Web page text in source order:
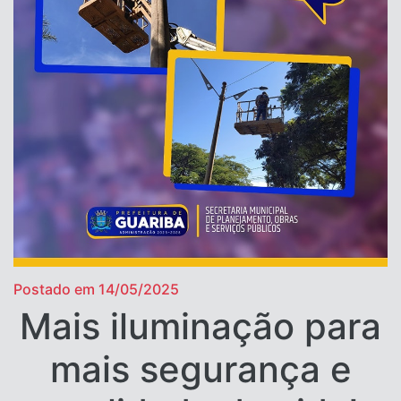
Postado em 14/05/2025
Mais iluminação para
mais segurança e